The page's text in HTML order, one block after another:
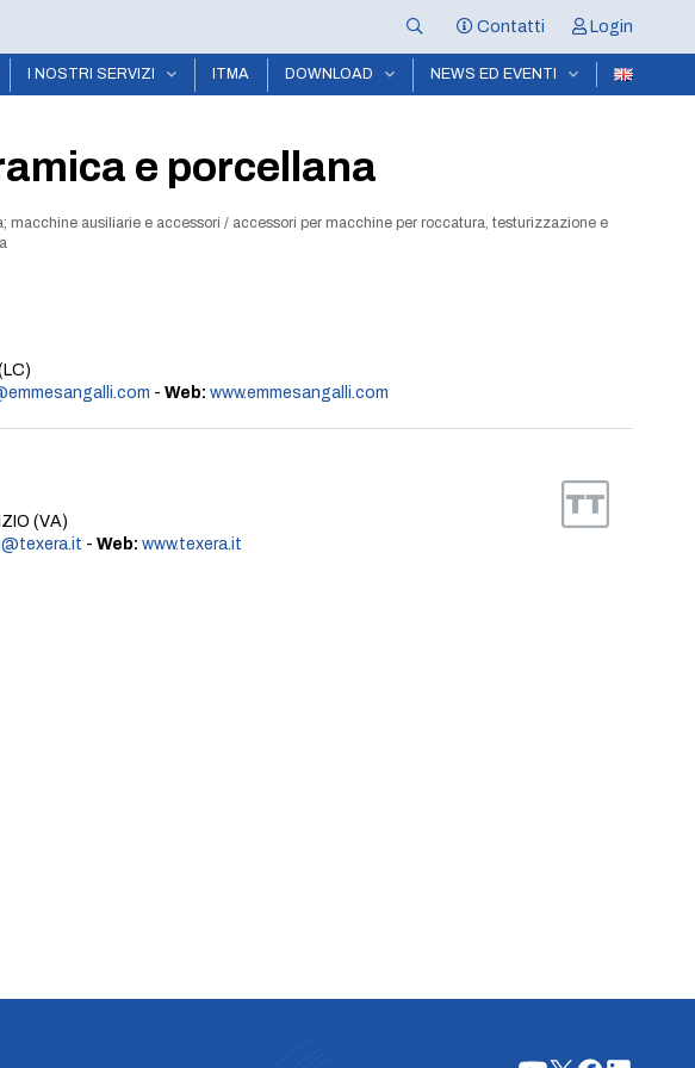
Contatti Login
I NOSTRI SERVIZI ITMA DOWNLOAD NEWS ED EVENTI
e porcellana
macchine ausiliarie e accessori / accessori per macchine per roccatura, testurizzazione e
- Web: www.emmesangalli.com
(VA)
- Web: www.texera.it